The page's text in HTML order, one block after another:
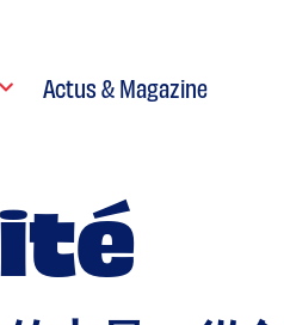
Actus & Magazine